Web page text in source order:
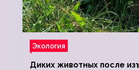
Экология
Диких животных после